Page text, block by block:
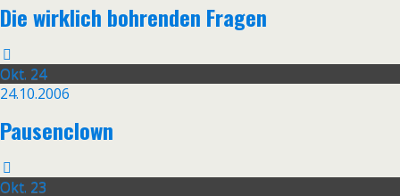
Die wirklich bohrenden Fragen
Okt. 24
24.10.2006
Pausenclown
Okt. 23